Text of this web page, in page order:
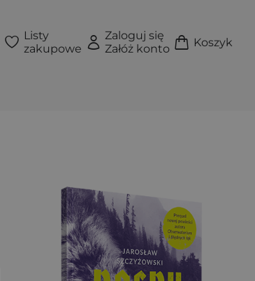
Listy
zakupowe
Zaloguj się
Załóż konto
Koszyk